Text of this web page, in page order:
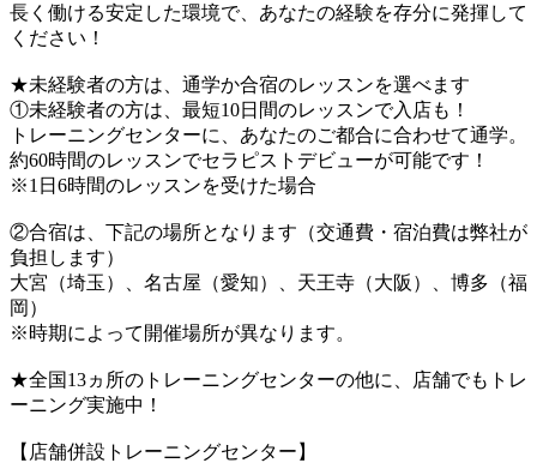
長く働ける安定した環境で、あなたの経験を存分に発揮して
ください！
★未経験者の方は、通学か合宿のレッスンを選べます
①未経験者の方は、最短10日間のレッスンで入店も！
トレーニングセンターに、あなたのご都合に合わせて通学。
約60時間のレッスンでセラピストデビューが可能です！
※1日6時間のレッスンを受けた場合
②合宿は、下記の場所となります（交通費・宿泊費は弊社が
負担します）
大宮（埼玉）、名古屋（愛知）、天王寺（大阪）、博多（福
岡）
※時期によって開催場所が異なります。
★全国13ヵ所のトレーニングセンターの他に、店舗でもトレ
ーニング実施中！
【店舗併設トレーニングセンター】